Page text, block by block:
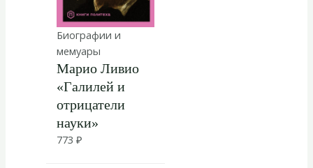
Биографии и
мемуары
Марио Ливио
«Галилей и
отрицатели
науки»
773 ₽